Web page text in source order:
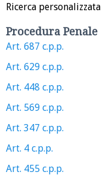
Ricerca personalizzata
Procedura Penale
Art. 687 c.p.p.
Art. 629 c.p.p.
Art. 448 c.p.p.
Art. 569 c.p.p.
Art. 347 c.p.p.
Art. 4 c.p.p.
Art. 455 c.p.p.